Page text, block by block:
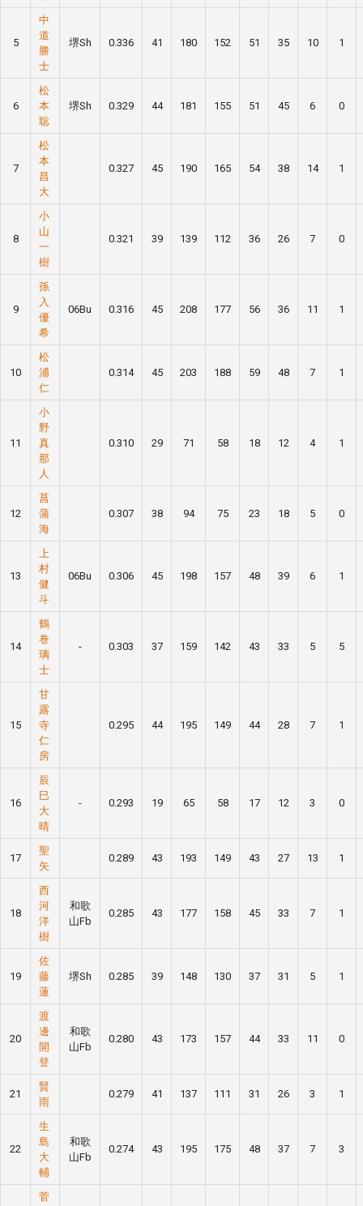
5
中
道
勝
士
堺Sh 0.336 41 180 152 51 35 10 1
6
松
本
聡
堺Sh 0.329 44 181 155 51 45 6 0
7
松
本
昌
大
0.327 45 190 165 54 38 14 1
8
小
山
一
樹
0.321 39 139 112 36 26 7 0
9
孫
入
優
希
06Bu 0.316 45 208 177 56 36 11 1
10
松
浦
仁
0.314 45 203 188 59 48 7 1
11
小
野
真
那
人
0.310 29 71 58 18 12 4 1
12
菖
蒲
海
0.307 38 94 75 23 18 5 0
13
上
村
健
斗
06Bu 0.306 45 198 157 48 39 6 1
14
鶴
巻
璃
士
- 0.303 37 159 142 43 33 5 5
15
甘
露
寺
仁
房
0.295 44 195 149 44 28 7 1
16
辰
巳
大
晴
- 0.293 19 65 58 17 12 3 0
17
聖
矢
0.289 43 193 149 43 27 13 1
18
西
河
洋
樹
和歌
山Fb
0.285 43 177 158 45 33 7 1
19
佐
藤
蓮
堺Sh 0.285 39 148 130 37 31 5 1
20
渡
邊
開
登
和歌
山Fb
0.280 43 173 157 44 33 11 0
21
賢
雨
0.279 41 137 111 31 26 3 1
22
生
島
大
輔
和歌
山Fb
0.274 43 195 175 48 37 7 3
菅